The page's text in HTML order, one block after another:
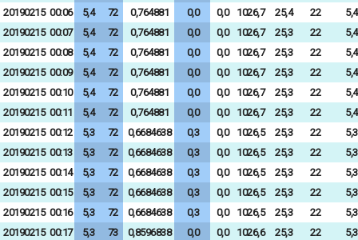
20190215 00:06 5,4 72 0,764881 0,0 0,0 1026,7 25,4 22
5,4
20190215 00:07 5,4 72 0,764881 0,0 0,0 1026,7 25,3 22
5,4
20190215 00:08 5,4 72 0,764881 0,0 0,0 1026,7 25,3 22
5,4
20190215 00:09 5,4 72 0,764881 0,0 0,0 1026,7 25,3 22
5,4
20190215 00:10 5,4 72 0,764881 0,0 0,0 1026,7 25,3 22
5,4
20190215 00:11 5,4 72 0,764881 0,0 0,0 1026,7 25,3 22
5,4
20190215 00:12 5,3 72 0,6684638 0,3 0,0 1026,5 25,3 22
5,3
20190215 00:13 5,3 72 0,6684638 0,3 0,0 1026,5 25,3 22
5,3
20190215 00:14 5,3 72 0,6684638 0,3 0,0 1026,5 25,3 22
5,3
20190215 00:15 5,3 72 0,6684638 0,3 0,0 1026,5 25,3 22
5,3
20190215 00:16 5,3 72 0,6684638 0,3 0,0 1026,5 25,3 22
5,3
20190215 00:17 5,3 73 0,8596838 0,0 0,0 1026,6 25,3 22
5,3